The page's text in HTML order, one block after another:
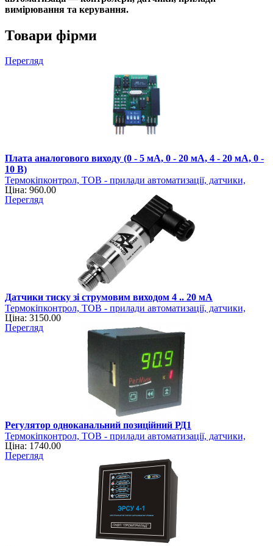
вимірювання та керування.
Товари фірми
Перегляд
Плата аналогового виходу (0 - 5 мА, 0 - 20 мА, 4 - 20 мА, 0 -
10 В)
Термокіпконтрол, ТОВ - прилади автоматизації, датчики,
регулятори
Ціна: 960.00
Перегляд
Датчики тиску зі струмовим виходом 4 .. 20 мА
Термокіпконтрол, ТОВ - прилади автоматизації, датчики,
регулятори
Ціна: 3150.00
Перегляд
Регулятор одноканальний позиційний РД1
Термокіпконтрол, ТОВ - прилади автоматизації, датчики,
регулятори
Ціна: 1740.00
Перегляд